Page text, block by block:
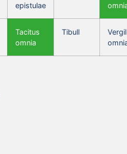
epistulae
Tacitus
omnia
Tibull
Vergil